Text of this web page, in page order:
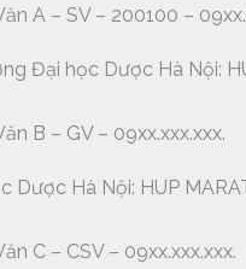
A – SV – 200100 –
Đại học Dược Hà Nội:
B – GV – 09xx.xxx.xxx.
Hà Nội: HUP
C – CSV – 09xx.xxx.xxx.